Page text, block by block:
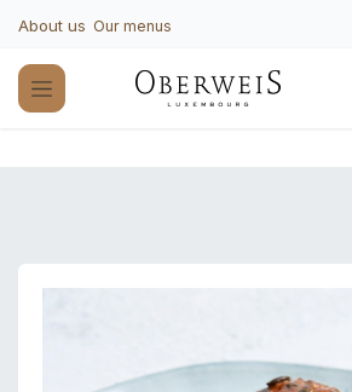
About us Our menus